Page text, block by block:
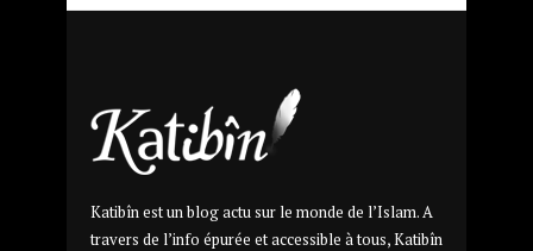
Katibîn est un blog actu sur le monde de l’Islam. A
travers de l’info épurée et accessible à tous, Katibîn